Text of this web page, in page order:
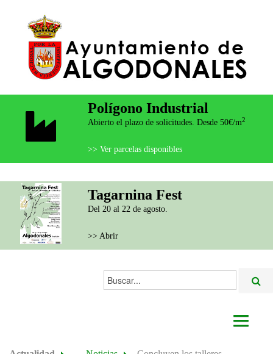
Polígono Industrial
Abierto el plazo de solicitudes. Desde 50€/m2
>> Ver parcelas disponibles
Tagarnina Fest
Del 20 al 22 de agosto.
>> Abrir
Buscar...
AYUNTAMIENTO